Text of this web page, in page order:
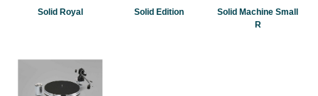
Solid Royal Solid Edition
Solid Machine Small
R